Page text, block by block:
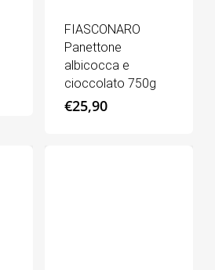
FIASCONARO
Panettone
albicocca e
cioccolato 750g
€25,90